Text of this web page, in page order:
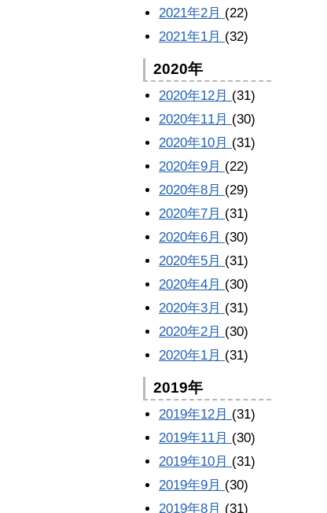
2021年2月 (22)
2021年1月 (32)
2020年
2020年12月 (31)
2020年11月 (30)
2020年10月 (31)
2020年9月 (22)
2020年8月 (29)
2020年7月 (31)
2020年6月 (30)
2020年5月 (31)
2020年4月 (30)
2020年3月 (31)
2020年2月 (30)
2020年1月 (31)
2019年
2019年12月 (31)
2019年11月 (30)
2019年10月 (31)
2019年9月 (30)
2019年8月 (31)